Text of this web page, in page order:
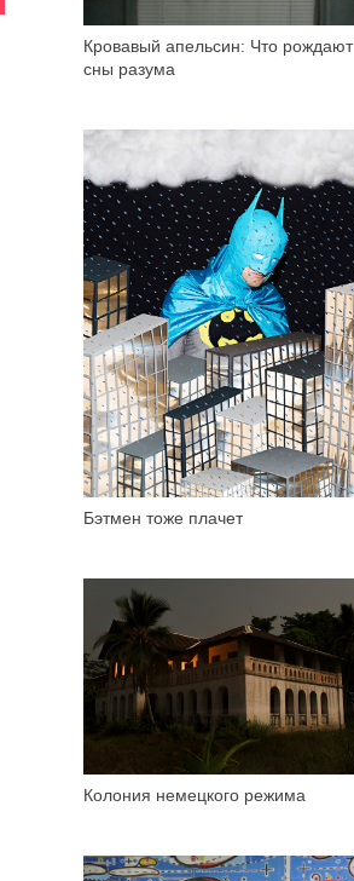
Кровавый апельсин: Что рождают
сны разума
Бэтмен тоже плачет
Колония немецкого режима
1 686